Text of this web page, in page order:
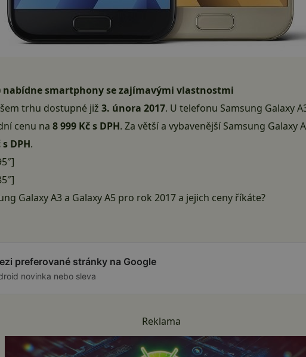
nabídne smartphony se zajímavými vlastnostmi
trhu dostupné již 3. února 2017. U telefonu Samsung Galaxy
cenu na 8 999 Kč s DPH. Za větší a vybavenější Samsung Galaxy
s DPH.
Galaxy A3 a Galaxy A5 pro rok 2017 a jejich ceny říkáte?
preferované stránky na Google
novinka nebo sleva
Reklama